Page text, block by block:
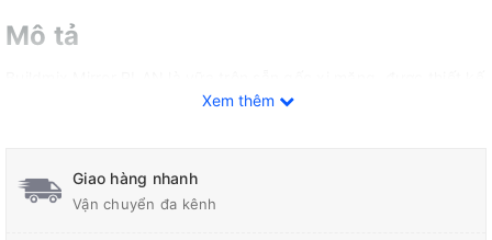
Mô tả
để tạo ra bề mặt sàn phẳng và mịn. Sản phẩm có tính tự chảy
dụng yêu cầu rót vữa vào các khu vực khó tiếp cận.
Xem thêm
Giao hàng nhanh
Vận chuyển đa kênh